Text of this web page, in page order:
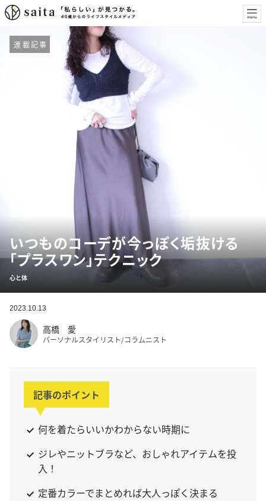
連載記事
いつものコーデが今っぽく垢抜ける
「プラスワン」テクニック
心と体
2023.10.13
高橋 愛
パーソナルスタイリスト/コラムニスト
記事のポイント
何を着たらいいかわからない時期に
ジレやニットブラなど、おしゃれアイテムを投
入！
定番カラーでまとめれば大人っぽく決まる